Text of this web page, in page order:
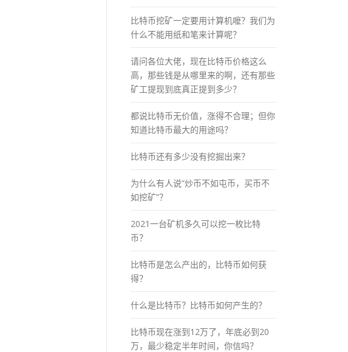
比特币挖矿一定要用计算机嚒？我们为
什么不能用纸和笔来计算呢？
请问各位大佬，现在比特币价格这么
高，那些钱是从哪里来的啊，还有那些
矿工提现到底真正提到多少？
都说比特币无价值，涨得不合理；但你
知道比特币最大的用途吗？
比特币还有多少没有挖掘出来？
为什么有人说“炒币不如屯币，买币不
如挖矿”？
2021一台矿机多久可以挖一枚比特
币？
比特币是怎么产出的，比特币如何获
得？
什么是比特币？比特币如何产生的？
比特币现在涨到12万了，年底必到20
万，最少稳定半年时间，你信吗？